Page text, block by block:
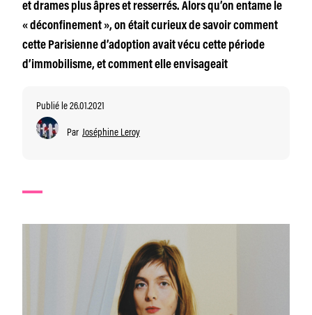
et drames plus âpres et resserrés. Alors qu’on entame le
« déconfinement », on était curieux de savoir comment
cette Parisienne d’adoption avait vécu cette période
d’immobilisme, et comment elle envisageait
Publié le 26.01.2021
Par Joséphine Leroy